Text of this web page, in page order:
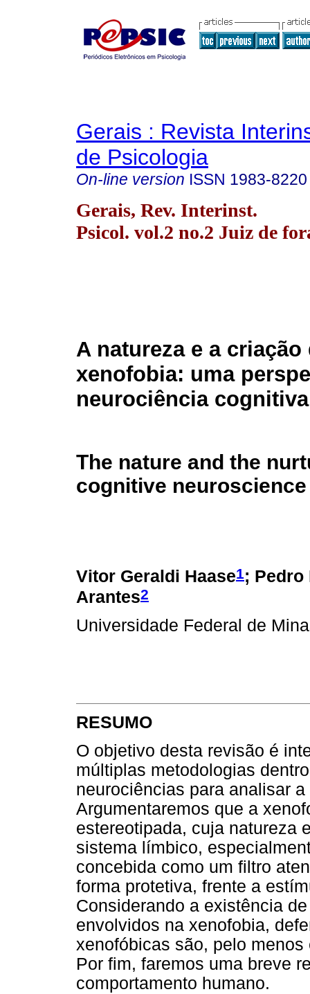
Gerais : Revista
de Psicologia
On-line version ISSN 1983-8220
Gerais, Rev. Interinst.
Psicol. vol.2 no.2 Juiz de
A natureza e a criação
xenofobia: uma
neurociência
The nature and the
cognitive
Vitor Geraldi Haase1; Pedro
Arantes2
Universidade Federal de
RESUMO
O objetivo desta revisão é
múltiplas metodologias
neurociências para analisar
Argumentaremos que a
estereotipada, cuja natureza
sistema límbico,
concebida como um filtro
forma protetiva, frente a
Considerando a existência
envolvidos na xenofobia,
xenofóbicas são, pelo
Por fim, faremos uma breve
comportamento humano.